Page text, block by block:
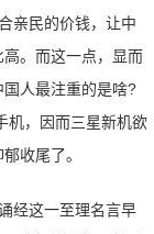
亲民的价钱，让中
。而这一点，显而
人最注重的是啥?
机，因而三星新机欲
收尾了。
经这一至理名言早